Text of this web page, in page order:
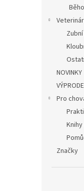
NOVINKY
Pro
Značky